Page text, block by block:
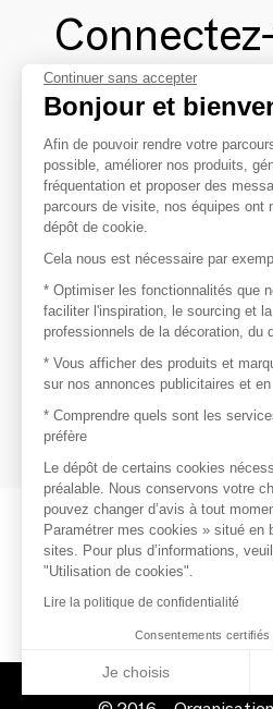
contacter
Afin de profiter au mieux de
avec vos marques
Découvrir
Les produits
S'inspirer
Inspiration et
Contacter
Continuer sans accepter
Bonjour et
Afin de pouvoir rendre votre
possible, améliorer nos produits,
fréquentation et proposer des
parcours de visite, nos équipes ont
dépôt de cookie.
Cela nous est nécessaire par
* Optimiser les fonctionnalités que
faciliter l'inspiration, le sourcing et
professionnels de la décoration, du
* Vous afficher des produits et
sur nos annonces publicitaires et
* Comprendre quels sont les
préfère
Le dépôt de certains cookies
préalable. Nous conservons votre
pouvez changer d’avis à tout
Paramétrer mes cookies » situé en
sites. Pour plus d’informations,
"Utilisation de cookies".
Lire la politique de confidentialité
Consentements certifiés
Je choisis